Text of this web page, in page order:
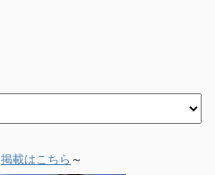
掲載はこちら ～